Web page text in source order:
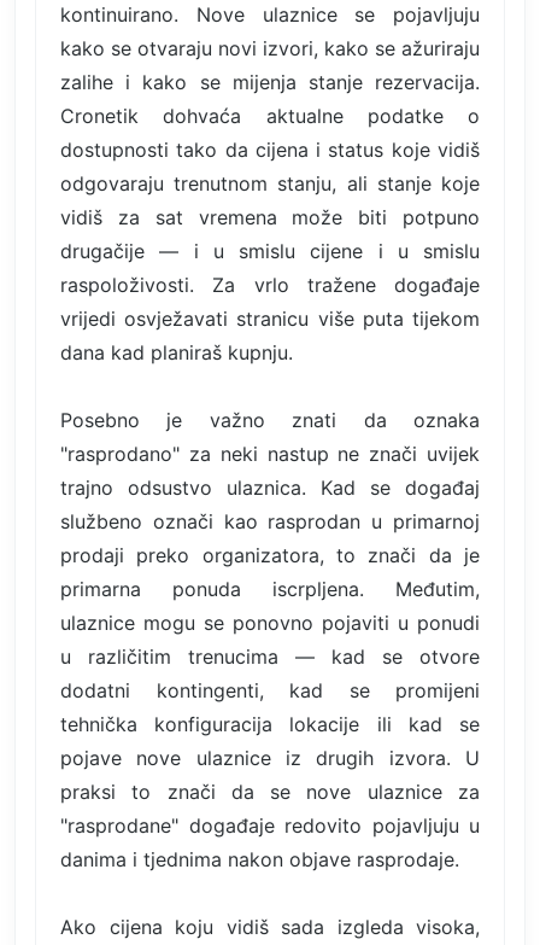
kontinuirano. Nove ulaznice se pojavljuju
kako se otvaraju novi izvori, kako se ažuriraju
zalihe i kako se mijenja stanje rezervacija.
Cronetik dohvaća aktualne podatke o
dostupnosti tako da cijena i status koje vidiš
odgovaraju trenutnom stanju, ali stanje koje
vidiš za sat vremena može biti potpuno
drugačije — i u smislu cijene i u smislu
raspoloživosti. Za vrlo tražene događaje
vrijedi osvježavati stranicu više puta tijekom
dana kad planiraš kupnju.
Posebno je važno znati da oznaka
"rasprodano" za neki nastup ne znači uvijek
trajno odsustvo ulaznica. Kad se događaj
službeno označi kao rasprodan u primarnoj
prodaji preko organizatora, to znači da je
primarna ponuda iscrpljena. Međutim,
ulaznice mogu se ponovno pojaviti u ponudi
u različitim trenucima — kad se otvore
dodatni kontingenti, kad se promijeni
tehnička konfiguracija lokacije ili kad se
pojave nove ulaznice iz drugih izvora. U
praksi to znači da se nove ulaznice za
"rasprodane" događaje redovito pojavljuju u
danima i tjednima nakon objave rasprodaje.
Ako cijena koju vidiš sada izgleda visoka,